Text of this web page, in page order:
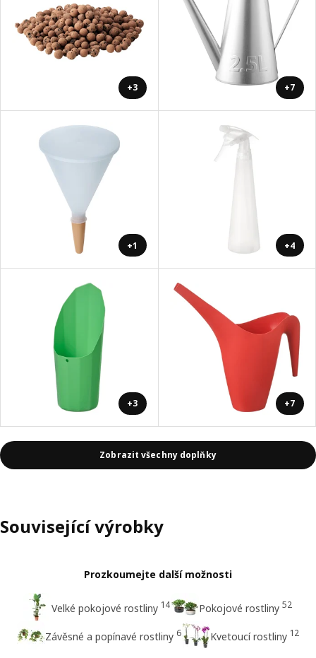
+3 +7
+1 +4
+3 +7
Zobrazit všechny doplňky
Související výrobky
Prozkoumejte další možnosti
Velké pokojové rostliny 14 Pokojové rostliny 52
Závěsné a popínavé rostliny 6 Kvetoucí rostliny 12